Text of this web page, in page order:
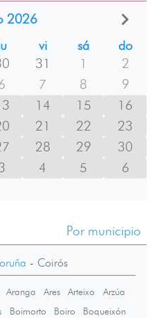
2026
vi sá
do
31 1
2
7 8
9
14 15
16
21 22
23
28 29
30
4 5 6
Por municipio
- Coirós
Aranga Ares Arteixo
Arzúa
Boimorto Boiro
Boqueixón